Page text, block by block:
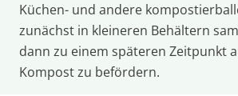
Küchen- und andere
zunächst in kleineren Behältern
dann zu einem späteren Zeitpunkt
Kompost zu befördern.